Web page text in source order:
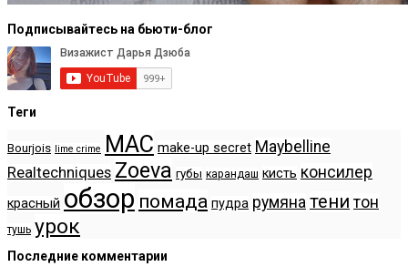
Подписывайтесь на бьюти-блог
Теги
Bourjois lime crime MAC make-up secret Maybelline
Realtechniques Zoeva губы карандаш кисть консилер
красный обзор помада пудра румяна тени тон
тушь урок
Последние комментарии